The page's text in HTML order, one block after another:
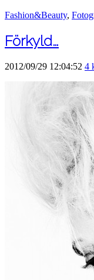
Fashion&Beauty,
Förkyld…
2012/09/29 12:04:52 4